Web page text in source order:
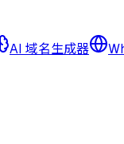
AI 域名生成器